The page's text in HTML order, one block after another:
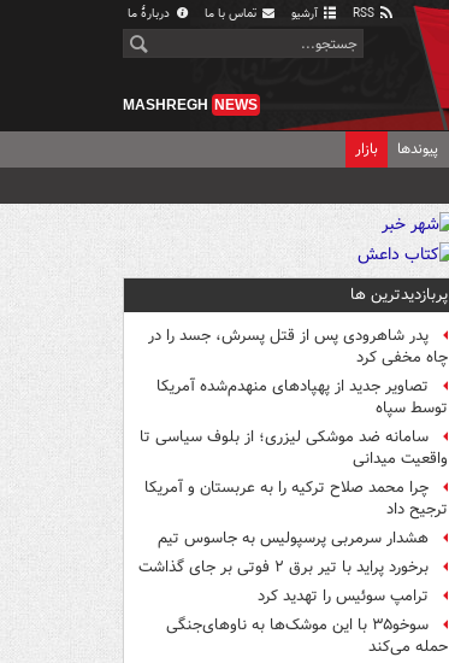
آرشیو تماس با ما دربارهٔ ما
MASHREGH NEWS
پیوندها بازار
پربازدیدترین ها
پدر شاهرودی پس از قتل پسرش، جسد را در
چاه مخفی کرد
تصاویر جدید از پهپادهای منهدم‌شده آمریکا
توسط سپاه
سامانه ضد موشکی لیزری؛ از بلوف سیاسی تا
واقعیت میدانی
چرا محمد صلاح ترکیه را به عربستان و آمریکا
ترجیح داد
هشدار سرمربی پرسپولیس به جاسوس تیم
برخورد پراید با تیر برق ۲ فوتی بر جای گذاشت
ترامپ سوئیس را تهدید کرد
سوخو۳۵ با این موشک‌ها به ناوهای‌جنگی
حمله می‌کند